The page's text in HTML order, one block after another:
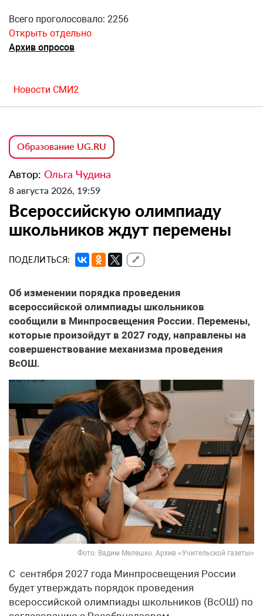
Всего проголосовало: 2256
Открыть отдельно
Архив опросов
Новости СМИ2
Образование UG.RU
Автор: Ольга Чудина
8 августа 2026, 19:59
Всероссийскую олимпиаду
школьников ждут перемены
ПОДЕЛИТЬСЯ: 🔗
Об изменении порядка проведения
всероссийской олимпиады школьников
сообщили в Минпросвещения России. Перемены,
которые произойдут в 2027 году, направлены на
совершенствование механизма проведения
ВсОШ.
Фото: Вадим Мелешко. Архив «Учительской газеты»
С сентября 2027 года Минпросвещения России
будет утверждать порядок проведения
всероссийской олимпиады школьников (ВсОШ) по